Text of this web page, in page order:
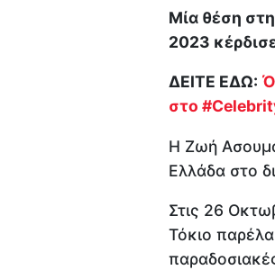
Μία θέση
2023
ΔΕΙΤΕ ΕΔΩ:
στο
Η Ζωή
Ελλάδα στο
Στις 26
Τόκιο